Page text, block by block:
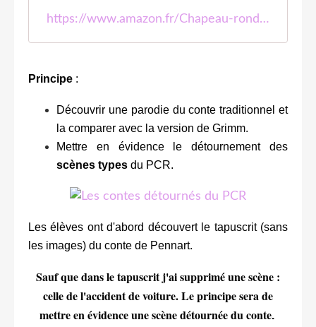
https://www.amazon.fr/Chapeau-rond-rouge-Geoffroy-Pennart/dp/2877674207
Principe :
Découvrir une parodie du conte traditionnel et
la comparer avec la version de Grimm.
Mettre en évidence le détournement des
scènes types du PCR.
Les élèves ont d'abord découvert le tapuscrit (sans
les images) du conte de Pennart.
Sauf que dans le tapuscrit j'ai supprimé une scène :
celle de l'accident de voiture. Le principe sera de
mettre en évidence une scène détournée du conte.